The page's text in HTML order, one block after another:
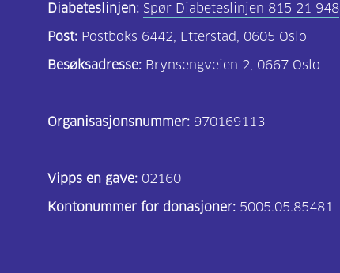
Diabeteslinjen: Spør Diabeteslinjen 815 21 948
Post: Postboks 6442, Etterstad, 0605 Oslo
Besøksadresse: Brynsengveien 2, 0667 Oslo
Organisasjonsnummer: 970169113
Vipps en gave: 02160
Kontonummer for donasjoner: 5005.05.85481